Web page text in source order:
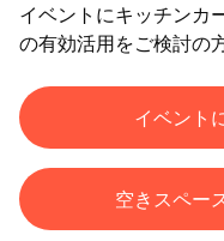
イベントにキッチンカ
の有効活用をご検討の
イベント
空きスペー